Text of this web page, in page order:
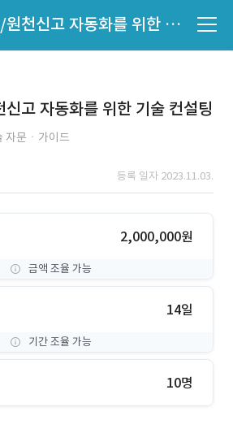
4대보혐신고/원천신고 자동화를 위한 기술 컨설팅
고 자동화를 위한 기술 컨설팅
자문ㆍ가이드
등록 일자 2023.11.03.
2,000,000원
금액 조율 가능
14일
기간 조율 가능
10명